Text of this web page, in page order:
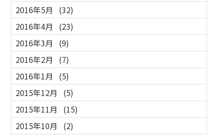
2016年5月
(32)
2016年4月
(23)
2016年3月
(9)
2016年2月
(7)
2016年1月
(5)
2015年12月
(5)
2015年11月
(15)
2015年10月
(2)